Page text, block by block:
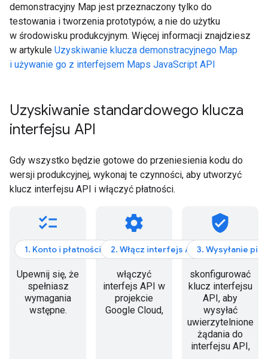
demonstracyjny Map jest przeznaczony tylko do
testowania i tworzenia prototypów, a nie do użytku
w środowisku produkcyjnym. Więcej informacji znajdziesz
w artykule Uzyskiwanie klucza demonstracyjnego Map
i używanie go z interfejsem Maps JavaScript API
Uzyskiwanie standardowego klucza
interfejsu API
Gdy wszystko będzie gotowe do przeniesienia kodu do
wersji produkcyjnej, wykonaj te czynności, aby utworzyć
klucz interfejsu API i włączyć płatności.
checklist
1. Konto i płatności
Upewnij się, że
spełniasz
wymagania
wstępne.
settings
2. Włącz interfejs API
włączyć
interfejs API w
projekcie
Google Cloud,
verified_user
3. Wysyłanie
skonfigurować
klucz interfejsu
API, aby
wysyłać
uwierzytelnione
żądania do
interfejsu API,